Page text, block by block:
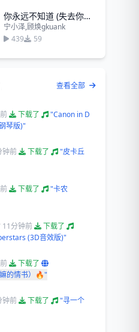
你永远不知道 (失去你有多煎熬)
宁小泽,顾焕gkuank
439
59
查看全部
下载了
"Canon in D
琴版)"
钟前 下载了
"皮卡丘
下载了
"卡农
11分钟前
下载了
(3D音效版)"
下载了
的情书）🔥"
钟前 下载了
"寻一个